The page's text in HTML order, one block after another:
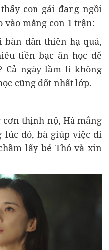
con gái đang ngồi
vào mắng con 1 trận:
bàn dân thiên hạ quá,
tiền bạc ăn học để
Cả ngày lầm lì không
cũng dốt nhất lớp.
cơn thịnh nộ, Hà mắng
lúc đó, bà giúp việc đi
lấy bé Thỏ và xin